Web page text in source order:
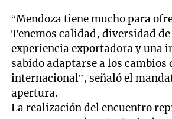
“Mendoza tiene mucho para
Tenemos calidad, diversidad
experiencia exportadora y una
sabido adaptarse a los cambios
internacional”, señaló el
apertura.
La realización del encuentro